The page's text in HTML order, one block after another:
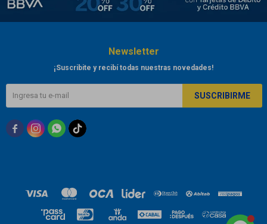
Newsletter
¡Suscribite y recibí todas nuestras novedades!
SUSCRIBIRME
  